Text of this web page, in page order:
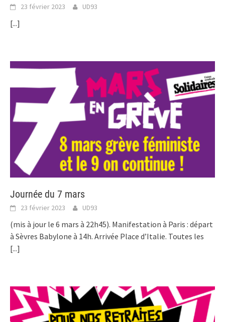
23 février 2023 UD93
[...]
Journée du 7 mars
23 février 2023 UD93
(mis à jour le 6 mars à 22h45). Manifestation à Paris : départ
à Sèvres Babylone à 14h. Arrivée Place d’Italie. Toutes les
[...]